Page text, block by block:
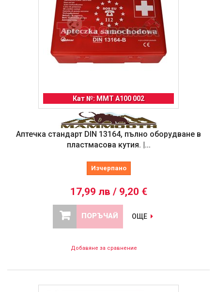
Кат №: MMT A100 002
Аптечка стандарт DIN 13164, пълно оборудване в
пластмасова кутия. |...
Изчерпано
17,99 лв / 9,20 €
ПОРЪЧАЙ ОЩЕ
Добавяне за сравнение